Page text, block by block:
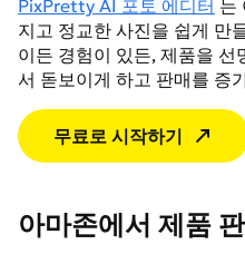
PixPretty AI 포토 에디터 는
지고 정교한 사진을 쉽게 만
이든 경험이 있든, 제품을
서 돋보이게 하고 판매를 증
무료로 시작하기
아마존에서 제품